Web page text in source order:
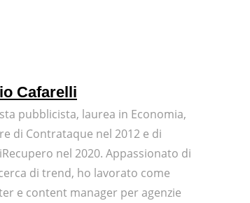
Cafarelli
pubblicista, laurea in Economia,
di Contrataque nel 2012 e di
nel 2020. Appassionato di
di trend, ho lavorato come
e content manager per agenzie